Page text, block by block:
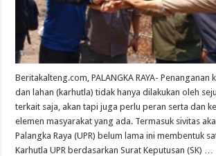
Beritakalteng.com, PALANGKA RAYA- Penanganan
dan lahan (karhutla) tidak hanya dilakukan oleh
terkait saja, akan tapi juga perlu peran serta dan
elemen masyarakat yang ada. Termasuk sivitas
Palangka Raya (UPR) belum lama ini membentuk
Karhutla UPR berdasarkan Surat Keputusan (SK) …